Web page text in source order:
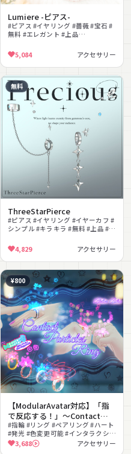
Lumiere -ピアス-
#ピアス #イヤリング #薔薇 #宝石 #
無料 #エレガント #上品
5,084 アクセサリー
無料
ThreeStarPierce
#ピアス #イヤリング #イヤーカフ #
シンプル #キラキラ #無料 #上品 #ク
4,829 アクセサリー
¥800
【ModularAvatar対応】「指
で反応する！」～Contact
Particles Ring～
#指輪 #リング #ペアリング #ハート
#発光 #色変更可能 #インタラクショ
ン #撮影向け #ON #OFF切替
3,688 アクセサリー